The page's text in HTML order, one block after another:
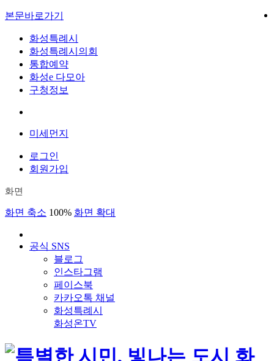
본문바로가기
화성특례시
화성특례시의회
통합예약
화성e 다모아
구청정보
미세먼지
로그인
회원가입
화면
화면 축소 100% 화면 확대
공식 SNS
블로그
인스타그램
페이스북
카카오톡 채널
화성특례시
화성온TV